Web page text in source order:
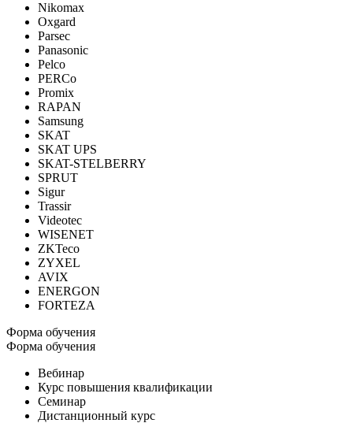
Nikomax
Oxgard
Parsec
Panasonic
Pelco
PERCo
Promix
RAPAN
Samsung
SKAT
SKAT UPS
SKAT-STELBERRY
SPRUT
Sigur
Trassir
Videotec
WISENET
ZKTeco
ZYXEL
AVIX
ENERGON
FORTEZA
Форма обучения
Форма обучения
Вебинар
Курс повышения квалификации
Семинар
Дистанционный курс